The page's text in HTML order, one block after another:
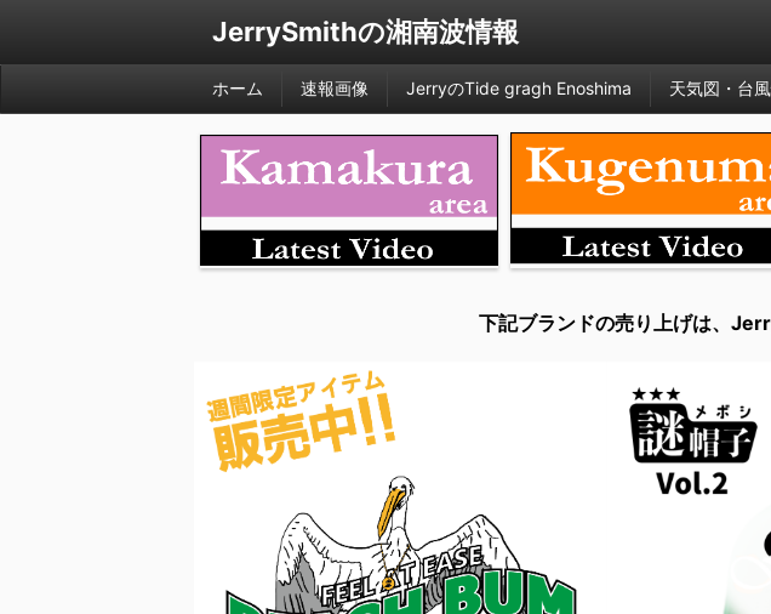
JerrySmithの湘南波情報
ホーム 速報画像 JerryのTide gragh Enoshima 天気図・台
下記ブランドの売り上げは、